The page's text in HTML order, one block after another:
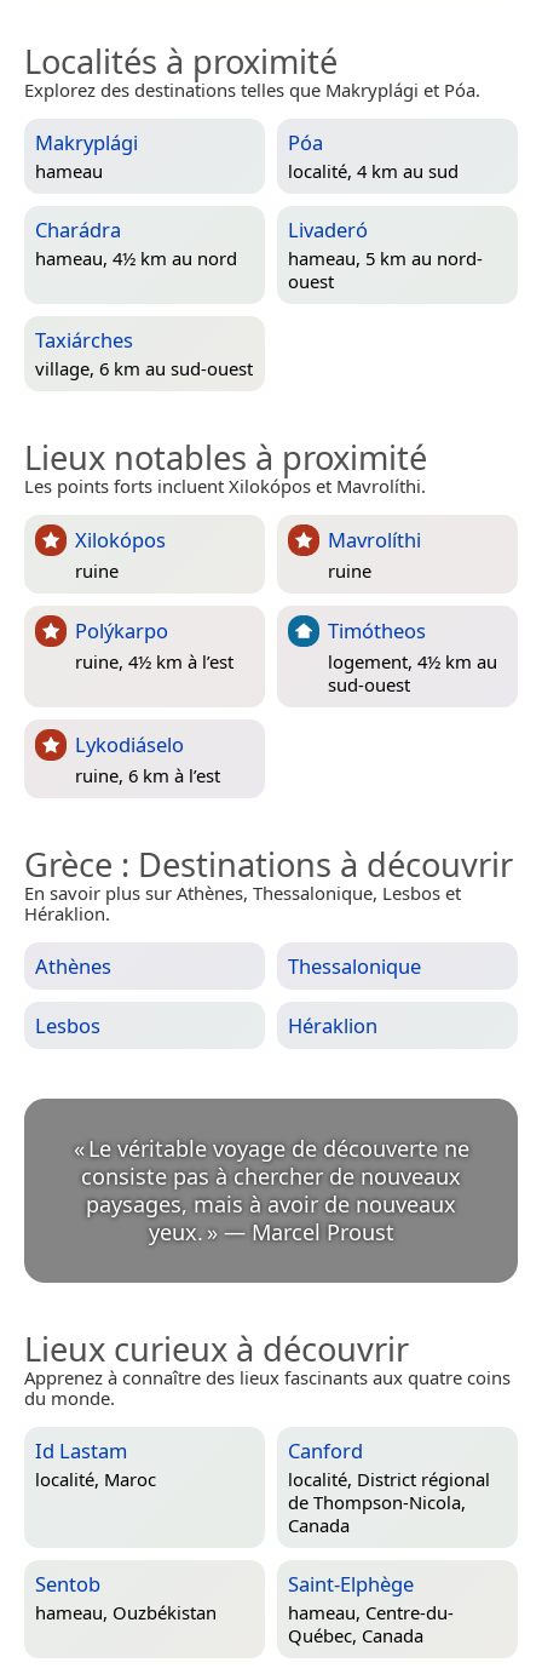
Localités à proximité
Explorez des destinations telles que Makryplági et Póa.
Makryplági
hameau
Póa
localité, 4 km au sud
Charádra
hameau, 4½ km au nord
Livaderó
hameau, 5 km au nord-
ouest
Taxiárches
village, 6 km au sud-ouest
Lieux notables à proximité
Les points forts incluent Xilokópos et Mavrolíthi.
Xilokópos
ruine
Mavrolíthi
ruine
Polýkarpo
ruine, 4½ km à l’est
Timótheos
logement, 4½ km au
sud-ouest
Lykodiáselo
ruine, 6 km à l’est
Grèce : Destinations à découvrir
En savoir plus sur Athènes, Thessalonique, Lesbos et
Héraklion.
Athènes Thessalonique
Lesbos Héraklion
«Le véritable voyage de découverte ne
consiste pas à chercher de nouveaux
paysages, mais à avoir de nouveaux
yeux. » — Marcel Proust
Lieux curieux à découvrir
Apprenez à connaître des lieux fascinants aux quatre coins
du monde.
Id Lastam
localité, Maroc
Canford
localité, District régional
de Thompson-Nicola,
Canada
Sentob
hameau, Ouzbékistan
Saint-Elphège
hameau, Centre-du-
Québec, Canada